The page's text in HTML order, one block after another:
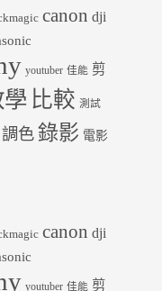
canon dji
youtuber 佳能 剪
比較 測試
調色 錄影 電影
canon dji
youtuber 佳能 剪